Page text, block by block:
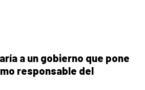
a un gobierno que pone
responsable del